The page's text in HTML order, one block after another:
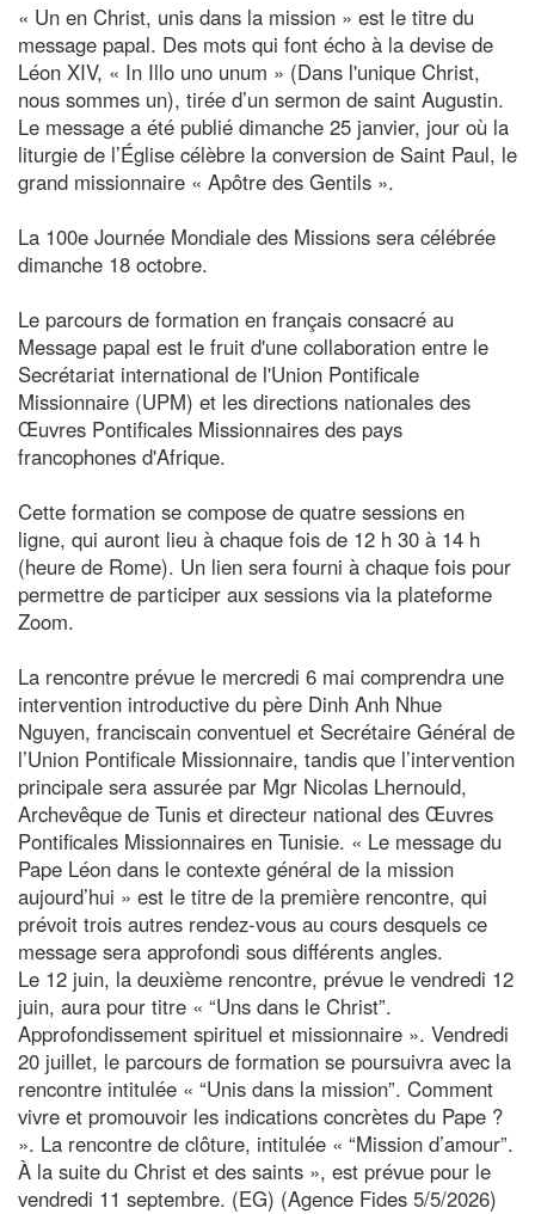
« Un en Christ, unis dans la mission » est le titre du
message papal. Des mots qui font écho à la devise de
Léon XIV, « In Illo uno unum » (Dans l'unique Christ,
nous sommes un), tirée d’un sermon de saint Augustin.
Le message a été publié dimanche 25 janvier, jour où la
liturgie de l’Église célèbre la conversion de Saint Paul, le
grand missionnaire « Apôtre des Gentils ».
La 100e Journée Mondiale des Missions sera célébrée
dimanche 18 octobre.
Le parcours de formation en français consacré au
Message papal est le fruit d'une collaboration entre le
Secrétariat international de l'Union Pontificale
Missionnaire (UPM) et les directions nationales des
Œuvres Pontificales Missionnaires des pays
francophones d'Afrique.
Cette formation se compose de quatre sessions en
ligne, qui auront lieu à chaque fois de 12 h 30 à 14 h
(heure de Rome). Un lien sera fourni à chaque fois pour
permettre de participer aux sessions via la plateforme
Zoom.
La rencontre prévue le mercredi 6 mai comprendra une
intervention introductive du père Dinh Anh Nhue
Nguyen, franciscain conventuel et Secrétaire Général de
l’Union Pontificale Missionnaire, tandis que l’intervention
principale sera assurée par Mgr Nicolas Lhernould,
Archevêque de Tunis et directeur national des Œuvres
Pontificales Missionnaires en Tunisie. « Le message du
Pape Léon dans le contexte général de la mission
aujourd’hui » est le titre de la première rencontre, qui
prévoit trois autres rendez-vous au cours desquels ce
message sera approfondi sous différents angles.
Le 12 juin, la deuxième rencontre, prévue le vendredi 12
juin, aura pour titre « “Uns dans le Christ”.
Approfondissement spirituel et missionnaire ». Vendredi
20 juillet, le parcours de formation se poursuivra avec la
rencontre intitulée « “Unis dans la mission”. Comment
vivre et promouvoir les indications concrètes du Pape ?
». La rencontre de clôture, intitulée « “Mission d’amour”.
À la suite du Christ et des saints », est prévue pour le
vendredi 11 septembre. (EG) (Agence Fides 5/5/2026)